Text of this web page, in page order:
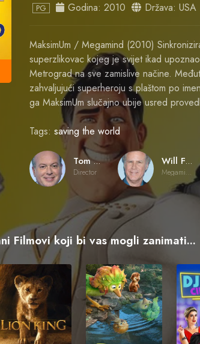
PG Godina: 2010 Država: USA
MaksimUm / Megamind (2010)
superzlikovac kojeg je svijet ikad
Metrograd na sve zamislive načine.
zahvaljujući superheroju s plaštom po
ga MaksimUm slučajno ubije usred
Tags: saving the world
Tom McGrath
Director
Will Ferrell
Megamind (voice)
Filmovi koji bi vas mogli zanimati...